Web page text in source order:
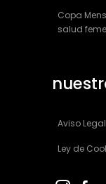
Copa
salud
Aviso Legal
Ley de